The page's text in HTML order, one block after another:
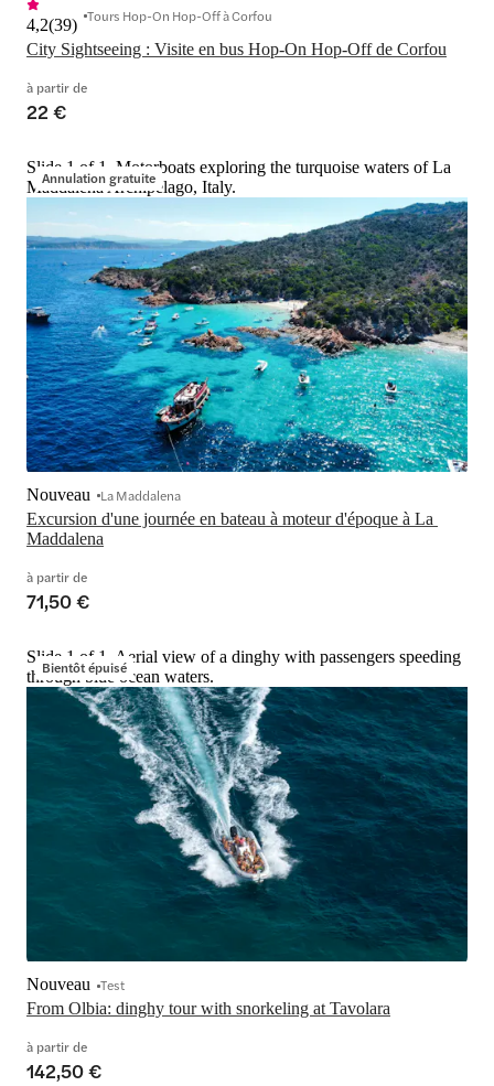
City Sightseeing : Visite en bus Hop-On Hop-Off de Corfou
4,2(39) Tours Hop-On Hop-Off à Corfou
à partir de
22 €
Annulation gratuite
Slide 1 of 1, Motorboats exploring the turquoise waters of La
Maddalena Archipelago, Italy.
Excursion d'une journée en bateau à moteur d'époque à La
Maddalena
Nouveau La Maddalena
à partir de
71,50 €
Bientôt épuisé
Slide 1 of 1, Aerial view of a dinghy with passengers speeding
through blue ocean waters.
From Olbia: dinghy tour with snorkeling at Tavolara
Nouveau Test
à partir de
142,50 €